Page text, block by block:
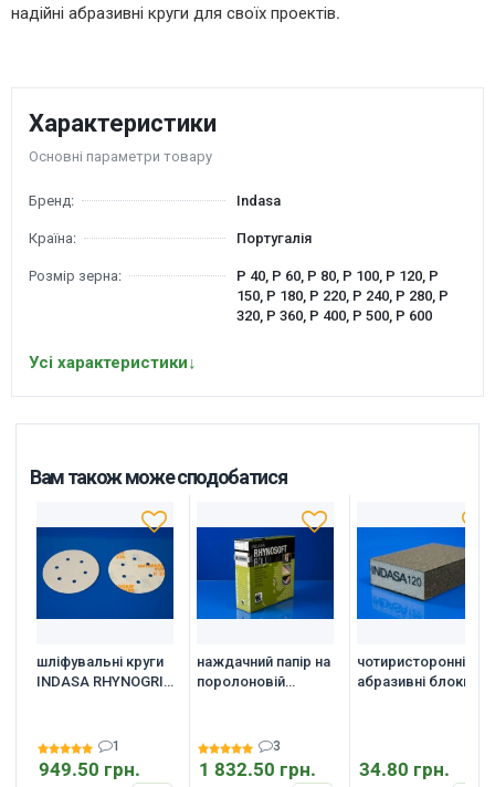
надійні абразивні круги для своїх проектів.
Характеристики
Основні параметри товару
Бренд: Indasa
Країна: Португалія
Розмір зерна:
P 40, P 60, P 80, P 100, P 120, P
150, P 180, P 220, P 240, P 280, P
320, P 360, P 400, P 500, P 600
Усі характеристики↓
Вам також може сподобатися
шліфувальні круги
INDASA RHYNOGRIP
949.50 грн.
1
наждачний папір на
поролоновій
115x25
1 832.50 грн.
3
чотиристоронні
абразивні блоки
34.80 грн.